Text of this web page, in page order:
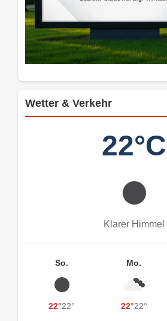
Wetter & Verkehr
22°C
Klarer Himmel
So.
22°22°
Mo.
22°22°